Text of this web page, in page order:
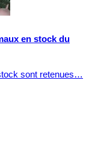
en stock du
sont retenues…